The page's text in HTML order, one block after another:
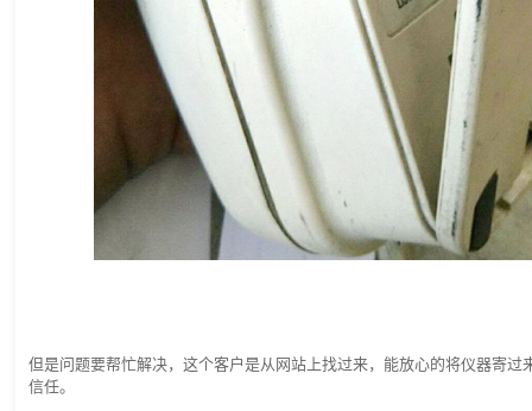
但是问题要帮忙解决，这个客户是从网站上找过来，能放心的将仪器寄过
信任。